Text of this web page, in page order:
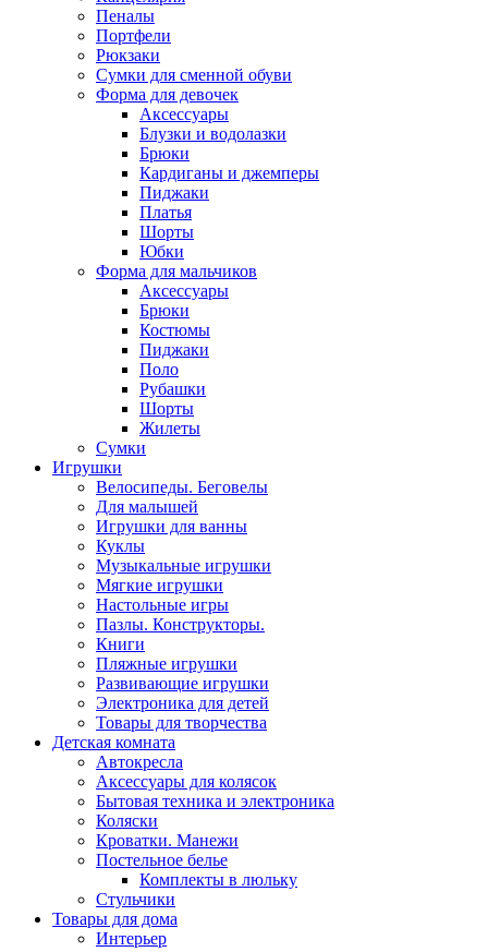
Пеналы
Портфели
Рюкзаки
Сумки для сменной обуви
Форма для девочек
Аксессуары
Блузки и водолазки
Брюки
Кардиганы и джемперы
Пиджаки
Платья
Шорты
Юбки
Форма для мальчиков
Аксессуары
Брюки
Костюмы
Пиджаки
Поло
Рубашки
Шорты
Жилеты
Сумки
Игрушки
Велосипеды. Беговелы
Для малышей
Игрушки для ванны
Куклы
Музыкальные игрушки
Мягкие игрушки
Настольные игры
Пазлы. Конструкторы.
Книги
Пляжные игрушки
Развивающие игрушки
Электроника для детей
Товары для творчества
Детская комната
Автокресла
Аксессуары для колясок
Бытовая техника и электроника
Коляски
Кроватки. Манежи
Постельное белье
Комплекты в люльку
Стульчики
Товары для дома
Интерьер